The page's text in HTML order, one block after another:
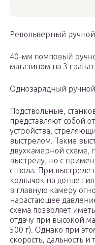
Револьверный ручной
40-мм помповый
магазином на 3
Однозарядный
Подствольные,
представляют собой
устройства,
выстрелом. Такие
двухкамерной схеме,
выстрелу, но с
ствола. При выстреле
колпачок на донце
в главную камеру
нарастающее
схема позволяет
отдачу при высокой
500 г). Однако при
скорость, дальность и